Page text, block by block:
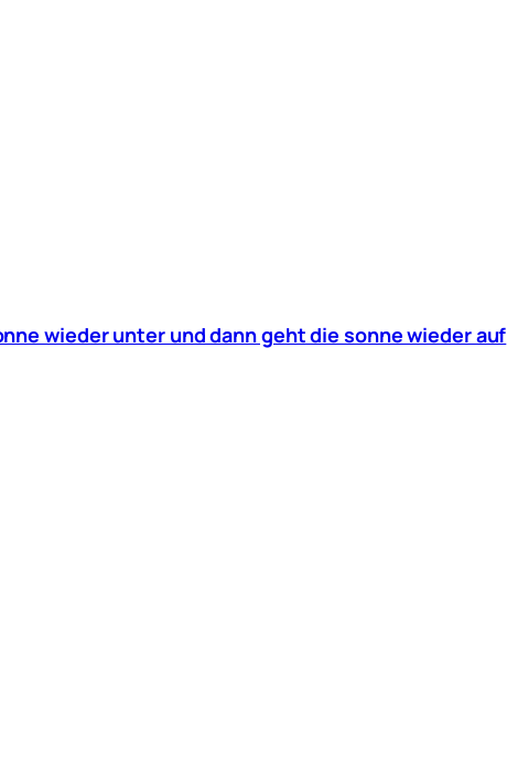
wieder unter und dann geht die sonne wieder auf